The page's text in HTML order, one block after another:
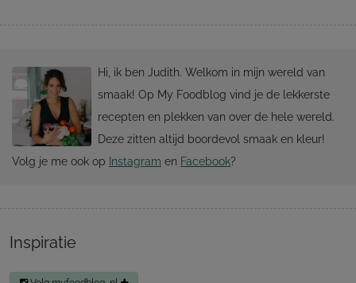
Hi, ik ben Judith. Welkom in mijn wereld van
smaak! Op My Foodblog vind je de lekkerste
recepten en plekken van over de hele wereld.
Deze zitten altijd boordevol smaak en kleur!
Volg je me ook op Instagram en Facebook?
Inspiratie